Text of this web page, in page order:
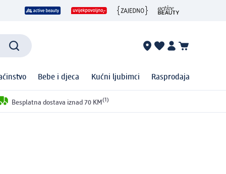
Bebe i djeca Kućni ljubimci Rasprodaja
Besplatna dostava iznad 70 KM (1)